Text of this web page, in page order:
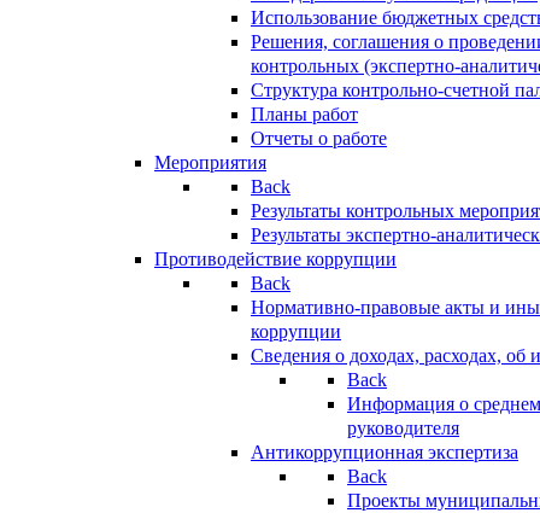
Использование бюджетных
Решения, соглашения о
контрольных (экспертно-
Структура контрольно-счетной
Планы работ
Отчеты о работе
Мероприятия
Back
Результаты контрольных
Результаты экспертно-
Противодействие коррупции
Back
Нормативно-правовые акты и
коррупции
Сведения о доходах, расходах, об
Back
Информация о
руководителя
Антикоррупционная экспертиза
Back
Проекты